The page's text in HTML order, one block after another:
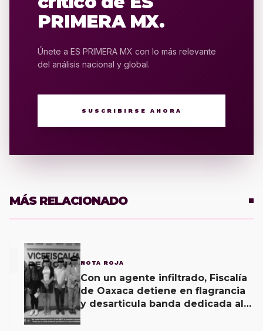
PRIMERA MX.
Únete a ES PRIMERA MX con lo más relevante
del análisis nacional y global.
SUSCRIBIRSE AHORA
MÁS RELACIONADO
NOTA ROJA
Con un agente infiltrado, Fiscalía
de Oaxaca detiene en flagrancia
y desarticula banda dedicada al